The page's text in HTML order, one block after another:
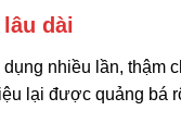
dài
nhiều lần, thậm
lại được quảng bá